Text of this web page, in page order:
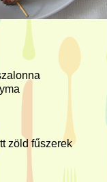
zöld fűszerek